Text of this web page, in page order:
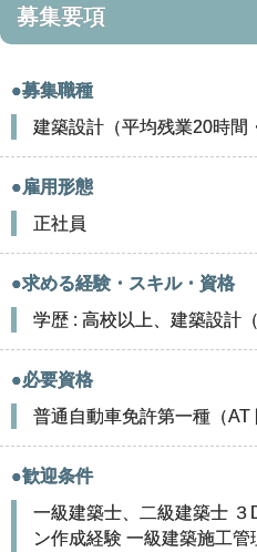
募集要項
●募集職種
建築設計（平均残業20時間
●雇用形態
正社員
●求める経験・スキル・資格
学歴 : 高校以上、建築設計
●必要資格
普通自動車免許第一種（AT
●歓迎条件
一級建築士、二級建築士
ン作成経験 一級建築施工